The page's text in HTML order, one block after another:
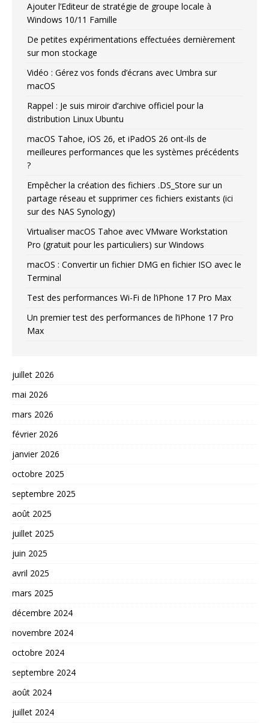
Ajouter l’Editeur de stratégie de groupe locale à
Windows 10/11 Famille
De petites expérimentations effectuées dernièrement
sur mon stockage
Vidéo : Gérez vos fonds d’écrans avec Umbra sur
macOS
Rappel : Je suis miroir d’archive officiel pour la
distribution Linux Ubuntu
macOS Tahoe, iOS 26, et iPadOS 26 ont-ils de
meilleures performances que les systèmes précédents
?
Empêcher la création des fichiers .DS_Store sur un
partage réseau et supprimer ces fichiers existants (ici
sur des NAS Synology)
Virtualiser macOS Tahoe avec VMware Workstation
Pro (gratuit pour les particuliers) sur Windows
macOS : Convertir un fichier DMG en fichier ISO avec le
Terminal
Test des performances Wi-Fi de l’iPhone 17 Pro Max
Un premier test des performances de l’iPhone 17 Pro
Max
juillet 2026
mai 2026
mars 2026
février 2026
janvier 2026
octobre 2025
septembre 2025
août 2025
juillet 2025
juin 2025
avril 2025
mars 2025
décembre 2024
novembre 2024
octobre 2024
septembre 2024
août 2024
juillet 2024